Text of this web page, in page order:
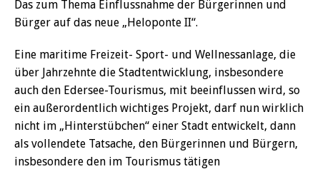
Das zum Thema Einflussnahme der Bürgerinnen und
Bürger auf das neue „Heloponte II“.
Eine maritime Freizeit- Sport- und Wellnessanlage, die
über Jahrzehnte die Stadtentwicklung, insbesondere
auch den Edersee-Tourismus, mit beeinflussen wird, so
ein außerordentlich wichtiges Projekt, darf nun wirklich
nicht im „Hinterstübchen“ einer Stadt entwickelt, dann
als vollendete Tatsache, den Bürgerinnen und Bürgern,
insbesondere den im Tourismus tätigen